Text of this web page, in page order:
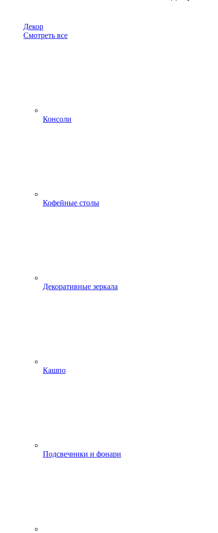
Декор
Смотреть все
Консоли
Кофейные столы
Декоративные зеркала
Кашпо
Подсвечники и фонари